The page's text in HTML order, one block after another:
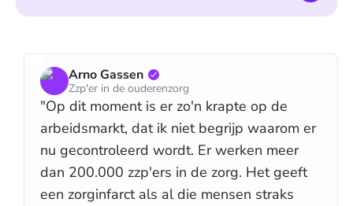
Arno Gassen
Zzp'er in de ouderenzorg
"Op dit moment is er zo'n krapte op de
arbeidsmarkt, dat ik niet begrijp waarom er
nu gecontroleerd wordt. Er werken meer
dan 200.000 zzp'ers in de zorg. Het geeft
een zorginfarct als al die mensen straks